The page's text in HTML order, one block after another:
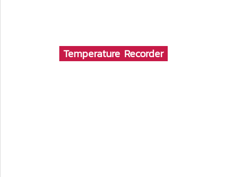
Temperature Recorder